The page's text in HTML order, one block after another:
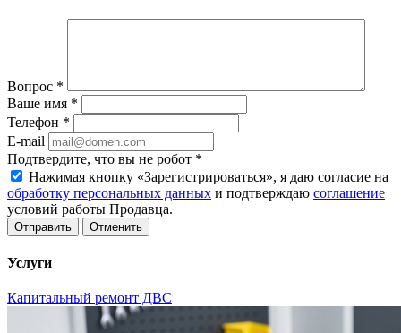
Вопрос *
Ваше имя *
Телефон *
E-mail
Подтвердите, что вы не робот *
Нажимая кнопку «Зарегистрироваться», я даю согласие на
обработку персональных данных и подтверждаю соглашение
условий работы Продавца.
Отменить
Услуги
Капитальный ремонт ДВС